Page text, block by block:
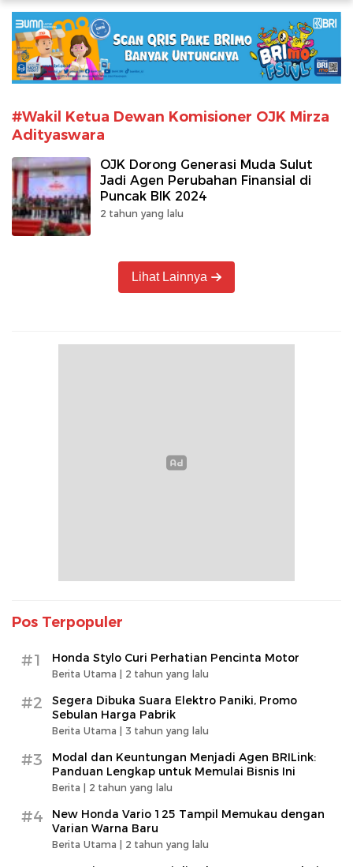
#Wakil Ketua Dewan Komisioner OJK Mirza
Adityaswara
OJK Dorong Generasi Muda Sulut
Jadi Agen Perubahan Finansial di
Puncak BIK 2024
2 tahun yang lalu
Lihat Lainnya
Pos Terpopuler
#1 Honda Stylo Curi Perhatian Pencinta Motor
Berita Utama | 2 tahun yang lalu
#2
Segera Dibuka Suara Elektro Paniki, Promo
Sebulan Harga Pabrik
Berita Utama | 3 tahun yang lalu
#3
Modal dan Keuntungan Menjadi Agen BRILink:
Panduan Lengkap untuk Memulai Bisnis Ini
Berita | 2 tahun yang lalu
#4
New Honda Vario 125 Tampil Memukau dengan
Varian Warna Baru
Berita Utama | 2 tahun yang lalu